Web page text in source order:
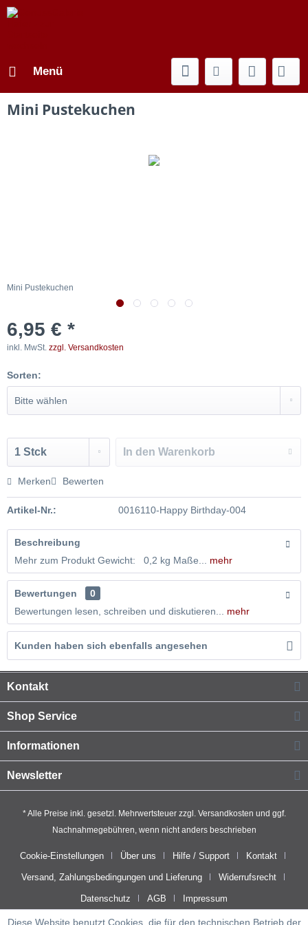
Menü
Mini Pustekuchen
Mini Pustekuchen
6,95 € *
inkl. MwSt. zzgl. Versandkosten
Sorten:
In den Warenkorb
Merken Bewerten
Artikel-Nr.: 0016110-Happy Birthday-004
Beschreibung
Mehr zum Produkt Gewicht: 0,2 kg Maße...
mehr
Bewertungen
0
Bewertungen lesen, schreiben und diskutieren...
mehr
Kunden haben sich ebenfalls angesehen
Kontakt
Shop Service
Informationen
Newsletter
* Alle Preise inkl. gesetzl. Mehrwertsteuer zzgl. Versandkosten und ggf.
Nachnahmegebühren, wenn nicht anders beschrieben
Cookie-Einstellungen Über uns Hilfe / Support Kontakt
Versand, Zahlungsbedingungen und Lieferung Widerrufsrecht
Datenschutz AGB Impressum
Diese Website benutzt Cookies, die für den technischen Betrieb der